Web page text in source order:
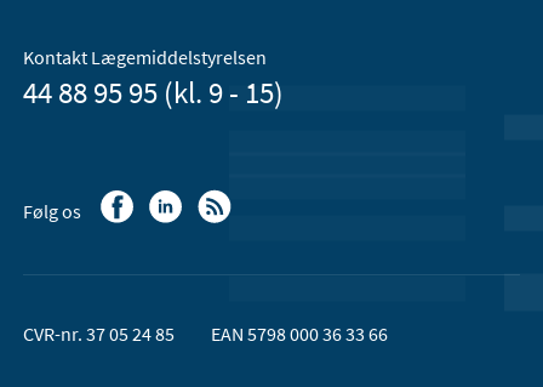
Kontakt Lægemiddelstyrelsen
44 88 95 95 (kl. 9 - 15)
Følg os
CVR-nr. 37 05 24 85 EAN 5798 000 36 33 66